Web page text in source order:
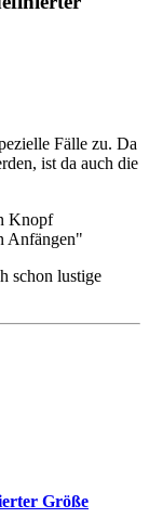
Fälle zu. Da
ist da auch die
Knopf
Anfängen"
schon lustige
Größe